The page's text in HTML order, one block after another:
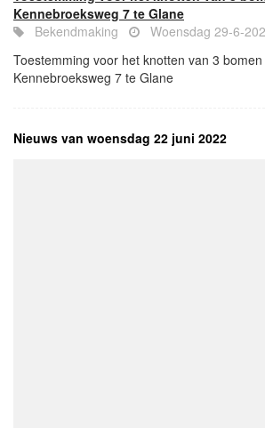
Kennebroeksweg 7 te Glane
Bekendmaking
Woensdag 29-6-
Toestemming voor het knotten van 3
Kennebroeksweg 7 te Glane
Nieuws van woensdag 22 juni 2022